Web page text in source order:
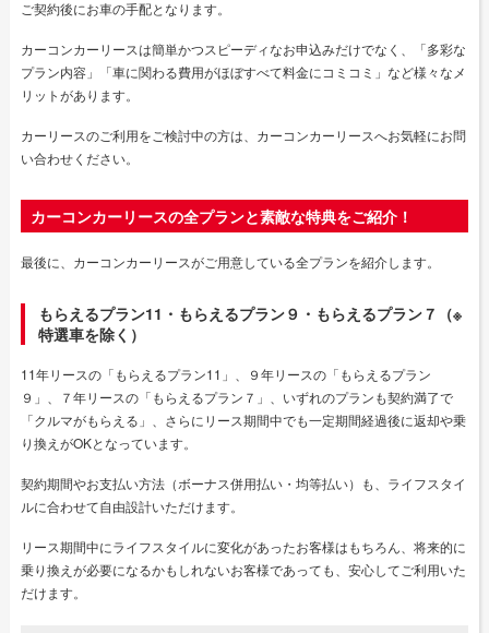
ご契約後にお車の手配となります。
カーコンカーリースは簡単かつスピーディなお申込みだけでなく、「多彩な
プラン内容」「車に関わる費用がほぼすべて料金にコミコミ」など様々なメ
リットがあります。
カーリースのご利用をご検討中の方は、カーコンカーリースへお気軽にお問
い合わせください。
カーコンカーリースの全プランと素敵な特典をご紹介！
最後に、カーコンカーリースがご用意している全プランを紹介します。
もらえるプラン11・もらえるプラン９・もらえるプラン７（※
特選車を除く）
11年リースの「もらえるプラン11」、９年リースの「もらえるプラン
９」、７年リースの「もらえるプラン７」、いずれのプランも契約満了で
「クルマがもらえる」、さらにリース期間中でも一定期間経過後に返却や乗
り換えがOKとなっています。
契約期間やお支払い方法（ボーナス併用払い・均等払い）も、ライフスタイ
ルに合わせて自由設計いただけます。
リース期間中にライフスタイルに変化があったお客様はもちろん、将来的に
乗り換えが必要になるかもしれないお客様であっても、安心してご利用いた
だけます。